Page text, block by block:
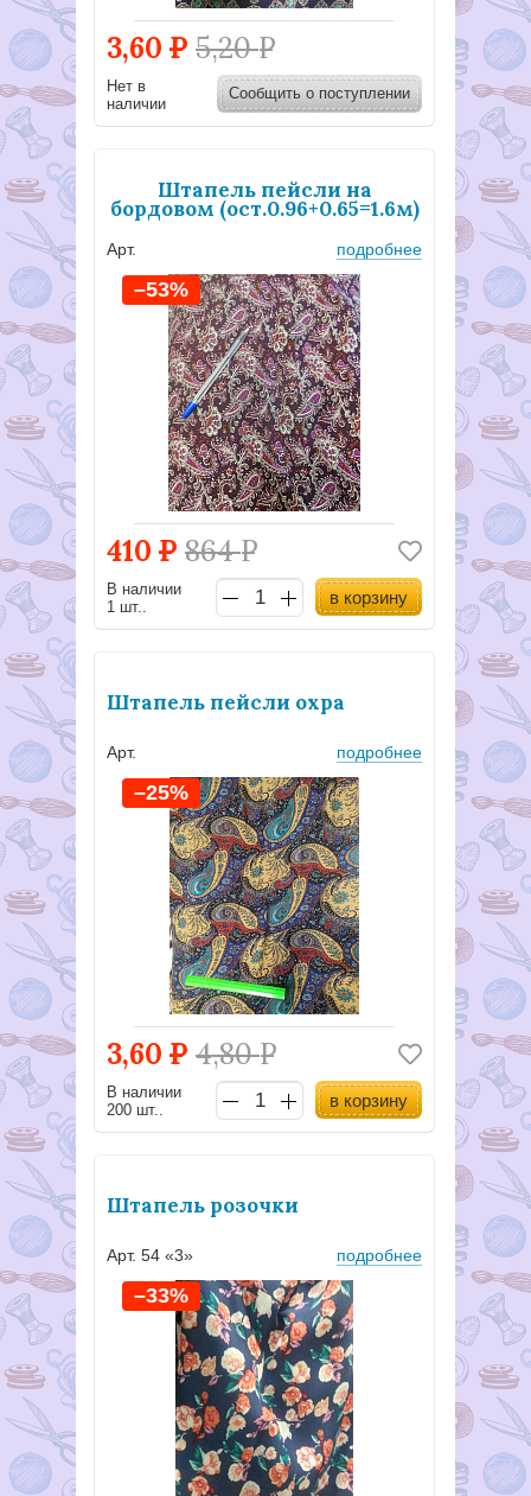
3,60 Р 5,20Р
Нет в
наличии
Сообщить о поступлении
Штапель пейсли на
бордовом (ост.0.96+0.65=1.6м)
Арт. подробнее
410 Р 864Р
–53%
В наличии
1 шт..
в корзину
Штапель пейсли охра
Арт. подробнее
3,60 Р 4,80Р
–25%
В наличии
200 шт..
в корзину
Штапель розочки
Арт. 54 «3» подробнее
–33%